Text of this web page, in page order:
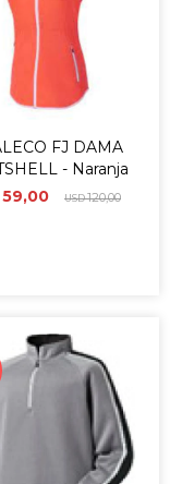
FJ DAMA
- Naranja
59,00 USD120,00